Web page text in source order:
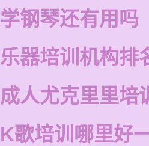
钢琴还有用吗
器培训机构排
人尤克里里培
歌培训哪里好